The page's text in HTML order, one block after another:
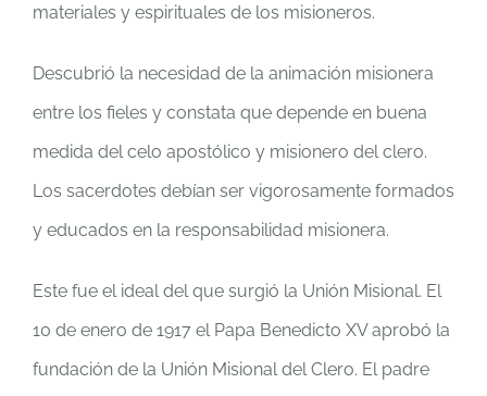
materiales y espirituales de los misioneros.
Descubrió la necesidad de la animación misionera
entre los fieles y constata que depende en buena
medida del celo apostólico y misionero del clero.
Los sacerdotes debían ser vigorosamente formados
y educados en la responsabilidad misionera.
Este fue el ideal del que surgió la Unión Misional. El
10 de enero de 1917 el Papa Benedicto XV aprobó la
fundación de la Unión Misional del Clero. El padre